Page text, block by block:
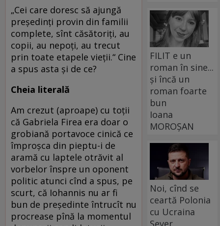
„Cei care doresc să ajungă
preşedinţi provin din familii
complete, sînt căsătoriţi, au
copii, au nepoţi, au trecut
prin toate etapele vieţii.“ Cine
a spus asta și de ce?
Cheia literală
Am crezut (aproape) cu toții
că Gabriela Firea era doar o
grobiană portavoce cinică ce
împroșca din pieptu-i de
aramă cu laptele otrăvit al
vorbelor înspre un oponent
politic atunci cînd a spus, pe
scurt, că Iohannis nu ar fi
bun de președinte întrucît nu
procrease pînă la momentul
FILIT e un
roman în sine...
și încă un
roman foarte
bun
Ioana
MOROȘAN
Noi, cînd se
ceartă Polonia
cu Ucraina
Sever